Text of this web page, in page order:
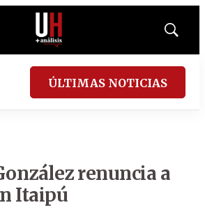
Mostrar
ÚLTIMAS NOTICIAS
renuncia a
Itaipú